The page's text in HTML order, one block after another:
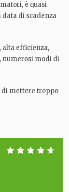
è quasi
di scadenza
alta efficienza,
numerosi modi di
di mettere troppo